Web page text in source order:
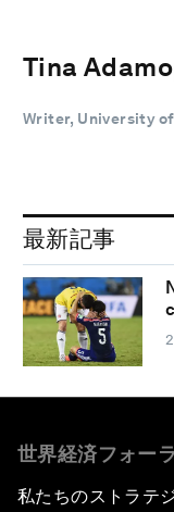
Tina
Writer, University
最新記事
世界経済フォー
私たちのストラテ